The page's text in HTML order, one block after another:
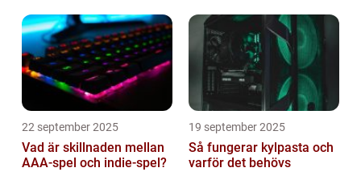
22 september 2025
Vad är skillnaden mellan
AAA-spel och indie-spel?
19 september 2025
Så fungerar kylpasta och
varför det behövs